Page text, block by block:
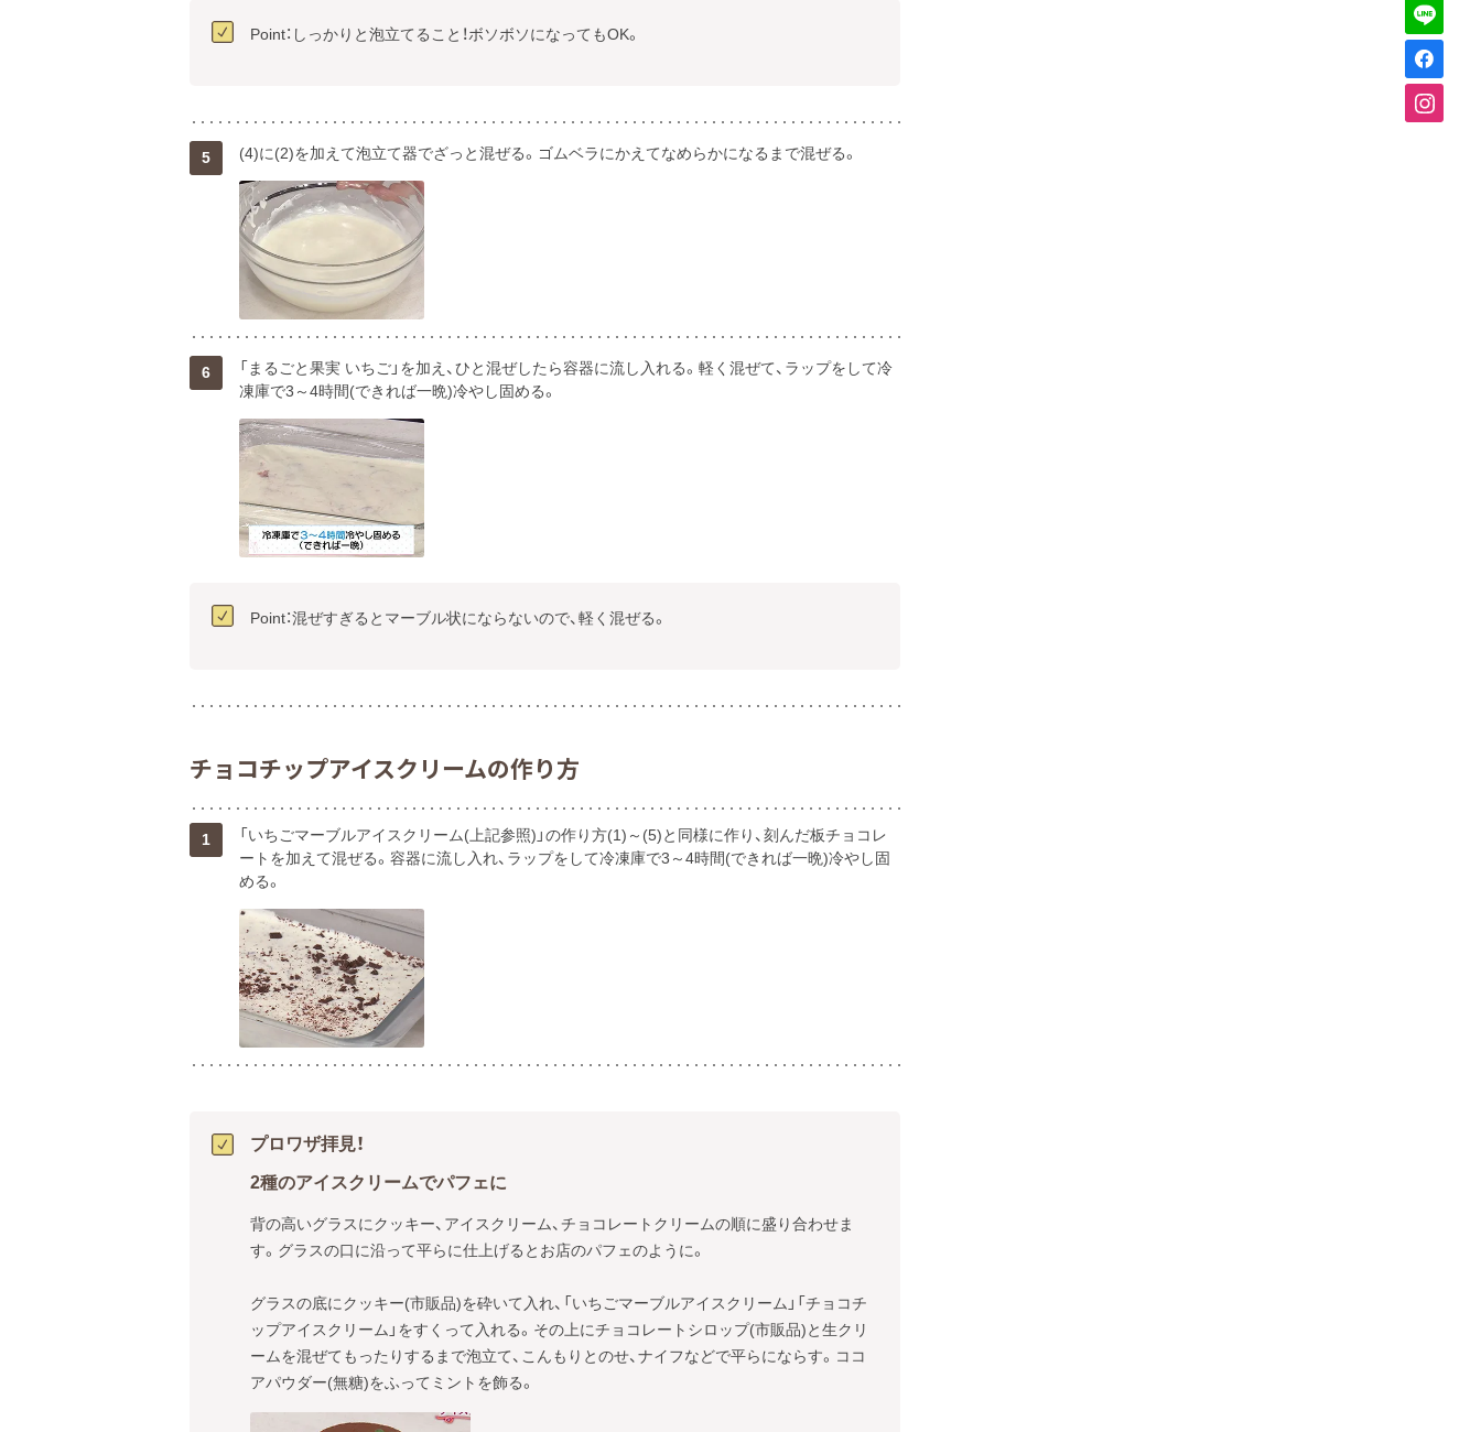
Point：しっかりと泡立てること！ボソボソになってもOK。
5 (4)に(2)を加えて泡立て器でざっと混ぜる。ゴムベラにかえてなめらかになるまで混ぜる。
6
「まるごと果実 いちご」を加え、ひと混ぜしたら容器に流し入れる。軽く混ぜて、ラップをして冷
凍庫で3～4時間(できれば一晩)冷やし固める。
Point：混ぜすぎるとマーブル状にならないので、軽く混ぜる。
チョコチップアイスクリームの作り方
1
「いちごマーブルアイスクリーム(上記参照)」の作り方(1)～(5)と同様に作り、刻んだ板チョコレ
ートを加えて混ぜる。容器に流し入れ、ラップをして冷凍庫で3～4時間(できれば一晩)冷やし固
める。
プロワザ拝見！
2種のアイスクリームでパフェに
背の高いグラスにクッキー、アイスクリーム、チョコレートクリームの順に盛り合わせま
す。グラスの口に沿って平らに仕上げるとお店のパフェのように。
グラスの底にクッキー(市販品)を砕いて入れ、「いちごマーブルアイスクリーム」「チョコチ
ップアイスクリーム」をすくって入れる。その上にチョコレートシロップ(市販品)と生クリ
ームを混ぜてもったりするまで泡立て、こんもりとのせ、ナイフなどで平らにならす。ココ
アパウダー(無糖)をふってミントを飾る。